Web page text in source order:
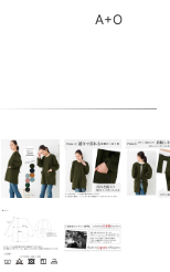
A+O